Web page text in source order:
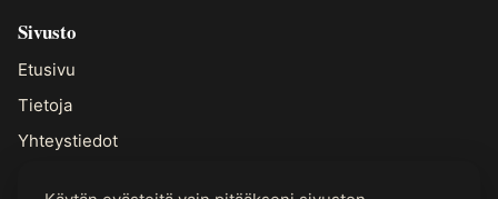
Sivusto
Etusivu
Tietoja
Yhteystiedot